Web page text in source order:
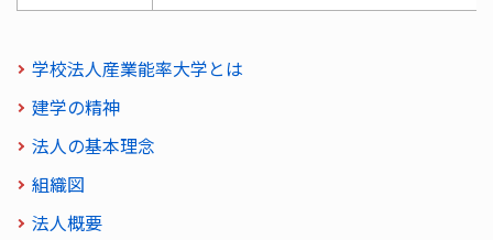
学校法人産業能率大学とは
建学の精神
法人の基本理念
組織図
法人概要